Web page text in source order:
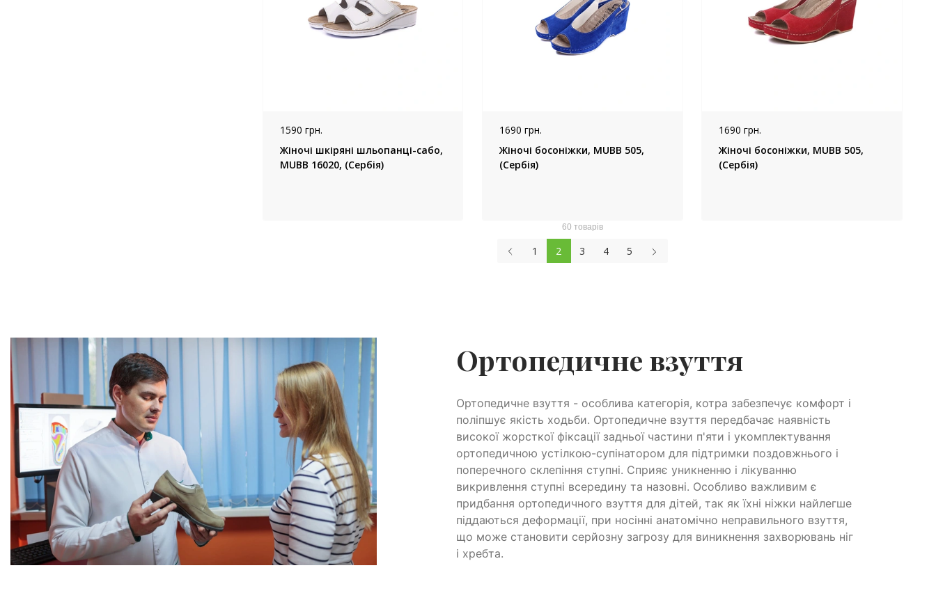
1590 грн.
Жіночі шкіряні шльопанці-сабо,
MUBB 16020, (Сербія)
1690 грн.
Жіночі босоніжки, MUBB 505,
(Сербія)
1690 грн.
Жіночі босоніжки, MUBB 505,
(Сербія)
60 товарів
1 2 3 4 5
Ортопедичне взуття
Ортопедичне взуття - особлива категорія, котра забезпечує комфорт і
поліпшує якість ходьби. Ортопедичне взуття передбачає наявність
високої жорсткої фіксації задньої частини п'яти і укомплектування
ортопедичною устілкою-супінатором для підтримки поздовжнього і
поперечного склепіння ступні. Сприяє уникненню і лікуванню
викривлення ступні всередину та назовні. Особливо важливим є
придбання ортопедичного взуття для дітей, так як їхні ніжки найлегше
піддаються деформації, при носінні анатомічно неправильного взуття,
що може становити серйозну загрозу для виникнення захворювань ніг
і хребта.